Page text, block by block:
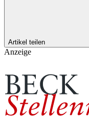
Artikel teilen
Anzeige